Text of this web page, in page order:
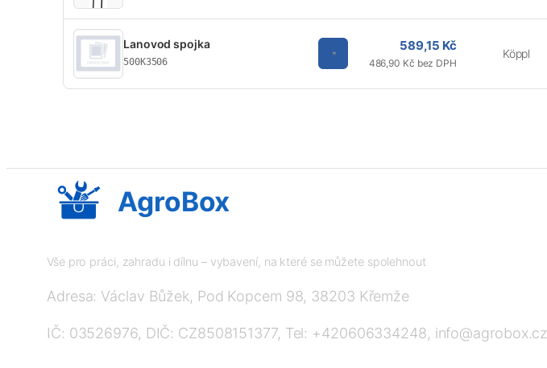
Lanovod spojka
500K3506
589,15 Kč
486,90 Kč bez DPH
Köppl
AgroBox
Vše pro práci, zahradu i dílnu – vybavení, na které se můžete spolehnout
Adresa: Václav Bůžek, Pod Kopcem 98, 38203 Křemže
IČ: 03526976, DIČ: CZ8508151377, Tel: +420606334248, info@agrobox.cz